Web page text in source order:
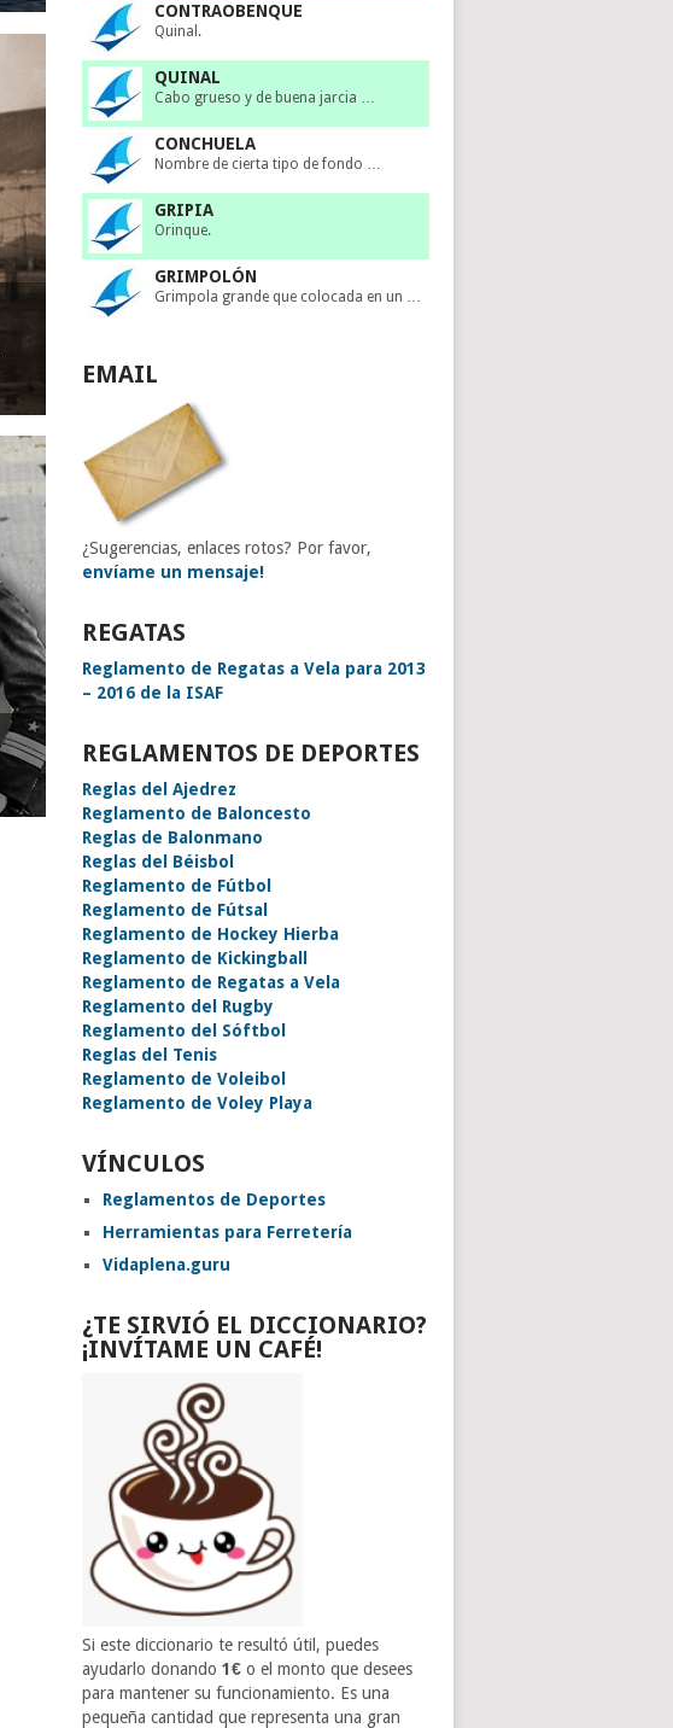
CONTRAOBENQUE
Quinal.
QUINAL
Cabo grueso y de buena jarcia …
CONCHUELA
Nombre de cierta tipo de fondo …
GRIPIA
Orinque.
GRIMPOLÓN
Grimpola grande que colocada en un …
EMAIL
¿Sugerencias, enlaces rotos? Por favor,
envíame un mensaje!
REGATAS
Reglamento de Regatas a Vela para 2013
– 2016 de la ISAF
REGLAMENTOS DE DEPORTES
Reglas del Ajedrez
Reglamento de Baloncesto
Reglas de Balonmano
Reglas del Béisbol
Reglamento de Fútbol
Reglamento de Fútsal
Reglamento de Hockey Hierba
Reglamento de Kickingball
Reglamento de Regatas a Vela
Reglamento del Rugby
Reglamento del Sóftbol
Reglas del Tenis
Reglamento de Voleibol
Reglamento de Voley Playa
VÍNCULOS
Reglamentos de Deportes
Herramientas para Ferretería
Vidaplena.guru
¿TE SIRVIÓ EL DICCIONARIO?
¡INVÍTAME UN CAFÉ!
Si este diccionario te resultó útil, puedes
ayudarlo donando1€ o el monto que desees
para mantener su funcionamiento. Es una
pequeña cantidad que representa una gran